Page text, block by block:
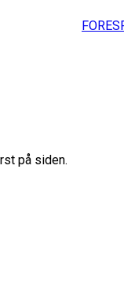
på siden.